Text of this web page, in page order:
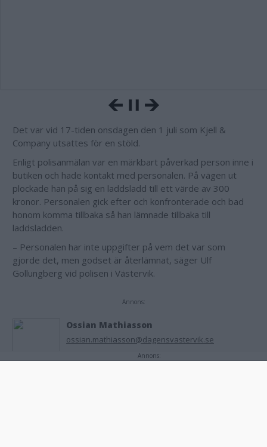
Det var vid 17-tiden onsdagen den 1 juli som Kjell &
Company utsattes för en stöld.
Enligt polisanmälan var en märkbart påverkad person inne i
butiken och hade kontakt med personalen. På vägen ut
plockade han på sig en laddsladd till ett värde av 300
kronor. Personalen gick efter och konfronterade och bad
honom komma tillbaka så han lämnade tillbaka till
laddsladden.
– Personalen har inte uppgifter på vem det var som
gjorde det, men godset är återlämnat, säger Ulf
Gollungberg vid polisen i Västervik.
Annons:
Ossian Mathiasson
ossian.mathiasson@dagensvastervik.se
Annons: